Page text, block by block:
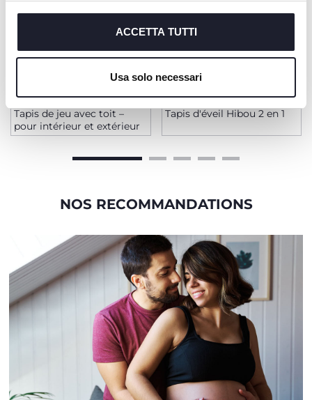
cookie tecnici, indispensabili per fruire del servizio
ACCETTA TUTTI
Usa solo necessari
Tapis de jeu avec toit –
pour intérieur et extérieur
Tapis d'éveil Hibou 2 en 1
NOS RECOMMANDATIONS